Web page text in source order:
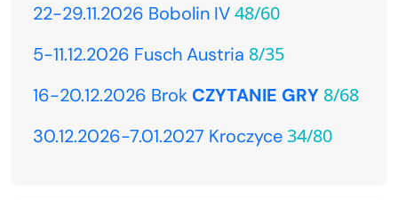
22-29.11.2026 Bobolin IV48/60
5-11.12.2026 Fusch Austria 8/35
16-20.12.2026 Brok CZYTANIE GRY 8/68
30.12.2026-7.01.2027 Kroczyce34/80